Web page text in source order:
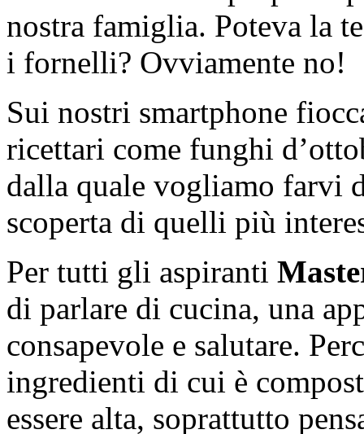
nostra famiglia. Poteva la
i fornelli? Ovviamente no!
Sui nostri smartphone
ricettari come funghi
dalla quale vogliamo farvi
scoperta di quelli più
Per tutti gli aspiranti
di parlare di cucina, una
consapevole e salutare.
ingredienti di cui è
essere alta, soprattutto